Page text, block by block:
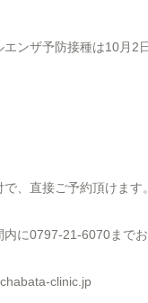
ンザ予防接種は10月2
で、直接ご予約頂けま
内に0797-21-6070までお
clinic.jp